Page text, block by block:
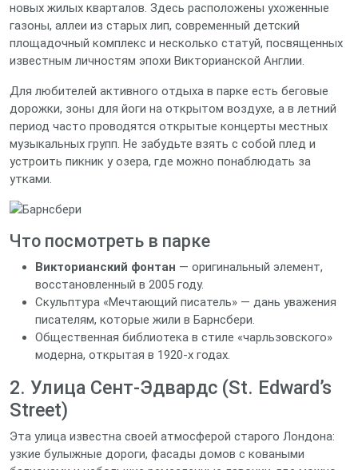
новых жилых кварталов. Здесь расположены ухоженные
газоны, аллеи из старых лип, современный детский
площадочный комплекс и несколько статуй, посвященных
известным личностям эпохи Викторианской Англии.
Для любителей активного отдыха в парке есть беговые
дорожки, зоны для йоги на открытом воздухе, а в летний
период часто проводятся открытые концерты местных
музыкальных групп. Не забудьте взять с собой плед и
устроить пикник у озера, где можно понаблюдать за
утками.
Что посмотреть в парке
Викторианский фонтан — оригинальный элемент,
восстановленный в 2005 году.
Скульптура «Мечтающий писатель» — дань уважения
писателям, которые жили в Барнсбери.
Общественная библиотека в стиле «чарльзовского»
модерна, открытая в 1920‑х годах.
2. Улица Сент‑Эдвардс (St. Edward’s
Street)
Эта улица известна своей атмосферой старого Лондона:
узкие булыжные дороги, фасады домов с коваными